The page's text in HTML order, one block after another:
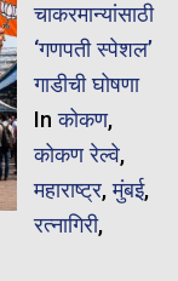
चाकरमान्यांसाठी
‘गणपती स्पेशल’
गाडीची घोषणा
Inकोकण,
कोकण रेल्वे,
महाराष्ट्र,मुंबई,
रत्नागिरी,